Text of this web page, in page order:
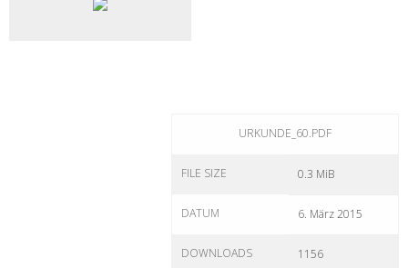
URKUNDE_60.PDF
FILE SIZE 0.3 MiB
DATUM 6. März 2015
DOWNLOADS 1156